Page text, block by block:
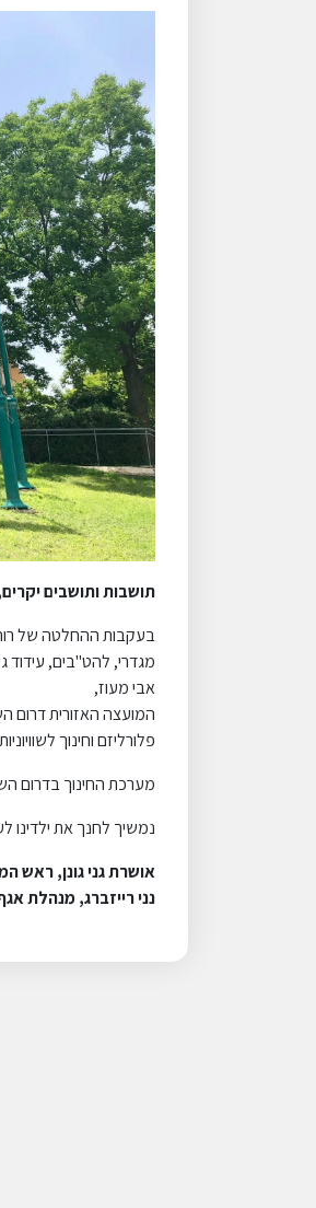
תושבות ותושבים
בעקבות ההחלטה של
מגדרי, להט"בים, עידוד
אבי מעוז,
המועצה האזורית דרום
פלורליזם וחינוך
מערכת החינוך בדרום
נמשיך לחנך את ילדינו
אושרת גני גונן, ראש
נני רייזברג, מנהלת